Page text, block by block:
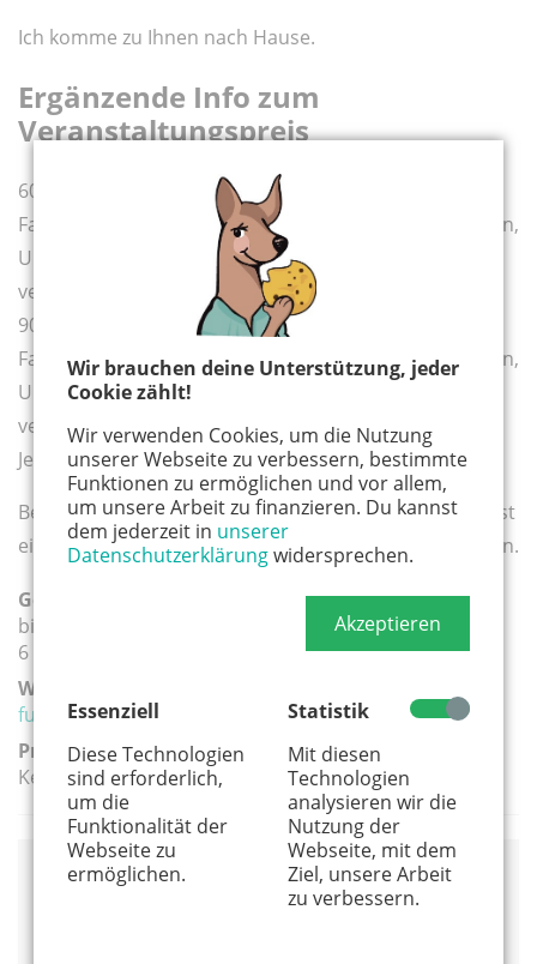
Wir brauchen deine Unterstützung, jeder
Cookie zählt!
Wir verwenden Cookies, um die Nutzung
unserer Webseite zu verbessern, bestimmte
Funktionen zu ermöglichen und vor allem,
um unsere Arbeit zu finanzieren. Du kannst
dem jederzeit in unserer
Datenschutzerklärungwidersprechen.
Akzeptieren
Essenziell
Diese Technologien
sind erforderlich,
um die
Funktionalität der
Webseite zu
ermöglichen.
Statistik
Mit diesen
Technologien
analysieren wir die
Nutzung der
Webseite, mit dem
Ziel, unsere Arbeit
zu verbessern.
Ich komme zu Ihnen nach Hause.
Ergänzende Info zum
Veranstaltungspreis
60 Minuten Programm inklusive Vorbereitungszeit,
Fahrtzeit und Einkaufszeit kosten 150 Euro. Spritkosten,
Umsatzsteuer und Materialkosten werden extra
verrechnet.
90 Minuten Programm inklusive Vorbereitungszeit,
Fahrtzeit und Einkaufszeit kosten 200 Euro. Spritkosten,
Umsatzsteuer und Materialkosten werden extra
verrechnet.
Jede weitere halbe Stunde kostet 66 Euro.
Bei einer Buchung erhalten Sie einen Vertrag und es ist
eine Anzahlung von 50 % plus Materialkosten zu leisten.
Geeignete Altersgruppe(n):
bis 5 Jahre
6 - 10 Jahre
Weiterführender Link:
funnyfanilla.de
Preis:
Keine Angabe
Anbieter